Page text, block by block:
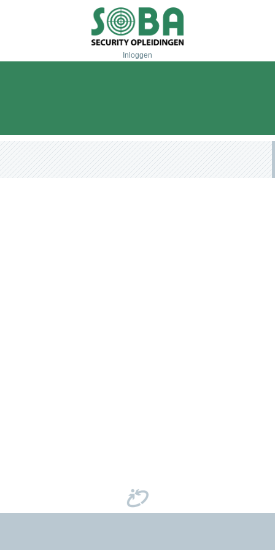
Inloggen